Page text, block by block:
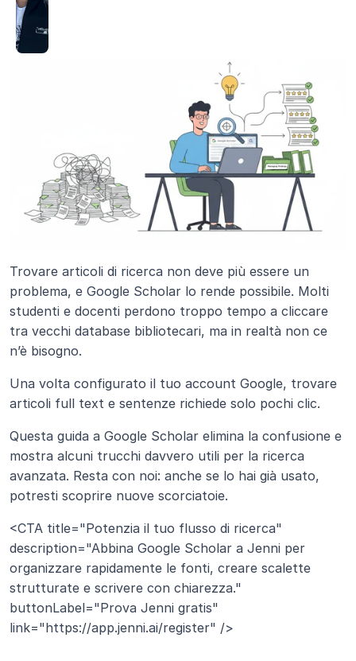
Trovare articoli di ricerca non deve più essere un
problema, e Google Scholar lo rende possibile. Molti
studenti e docenti perdono troppo tempo a cliccare
tra vecchi database bibliotecari, ma in realtà non ce
n’è bisogno.
Una volta configurato il tuo account Google, trovare
articoli full text e sentenze richiede solo pochi clic.
Questa guida a Google Scholar elimina la confusione e
mostra alcuni trucchi davvero utili per la ricerca
avanzata. Resta con noi: anche se lo hai già usato,
potresti scoprire nuove scorciatoie.
<CTA title="Potenzia il tuo flusso di ricerca"
description="Abbina Google Scholar a Jenni per
organizzare rapidamente le fonti, creare scalette
strutturate e scrivere con chiarezza."
buttonLabel="Prova Jenni gratis"
link="https://app.jenni.ai/register" />